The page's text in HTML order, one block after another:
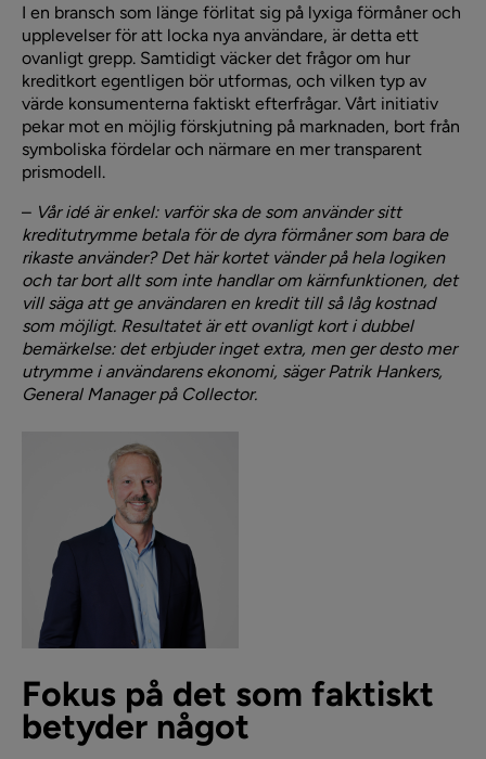
I en bransch som länge förlitat sig på lyxiga förmåner och
upplevelser för att locka nya användare, är detta ett
ovanligt grepp. Samtidigt väcker det frågor om hur
kreditkort egentligen bör utformas, och vilken typ av
värde konsumenterna faktiskt efterfrågar. Vårt initiativ
pekar mot en möjlig förskjutning på marknaden, bort från
symboliska fördelar och närmare en mer transparent
prismodell.
– Vår idé är enkel: varför ska de som använder sitt
kreditutrymme betala för de dyra förmåner som bara de
rikaste använder? Det här kortet vänder på hela logiken
och tar bort allt som inte handlar om kärnfunktionen, det
vill säga att ge användaren en kredit till så låg kostnad
som möjligt. Resultatet är ett ovanligt kort i dubbel
bemärkelse: det erbjuder inget extra, men ger desto mer
utrymme i användarens ekonomi, säger Patrik Hankers,
General Manager på Collector.
Fokus på det som faktiskt
betyder något